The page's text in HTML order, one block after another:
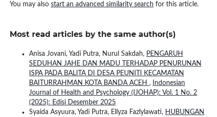
You may also start an advanced similarity search for this article.
Most read articles by the same author(s)
Anisa Jovani, Yadi Putra, Nurul Sakdah, PENGARUH
SEDUHAN JAHE DAN MADU TERHADAP PENURUNAN
ISPA PADA BALITA DI DESA PEUNITI KECAMATAN
BAITURRAHMAN KOTA BANDA ACEH ,
Indonesian
Journal of Health and Psychology (IJOHAP): Vol. 1 No. 2
(2025): Edisi Desember 2025
Syaida Asyuura, Yadi Putra, Ellyza Fazlylawati, HUBUNGAN